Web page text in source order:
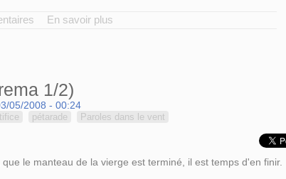
En savoir plus
1/2)
05/2008 - 00:24
pétarade Paroles dans le vent
le manteau de la vierge est terminé, il est temps d'en finir.